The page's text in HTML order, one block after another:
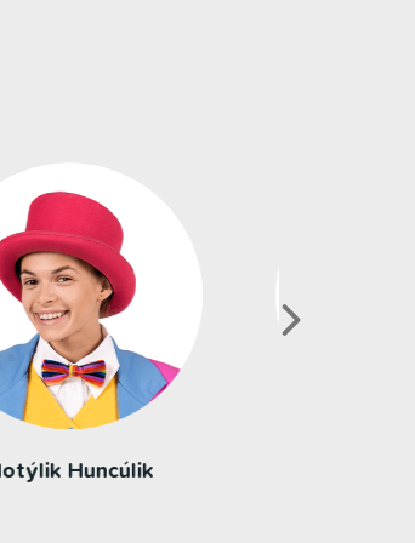
Busík Maxík